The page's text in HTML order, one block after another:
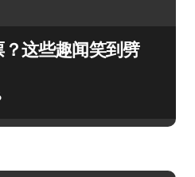
这些趣闻笑到劈